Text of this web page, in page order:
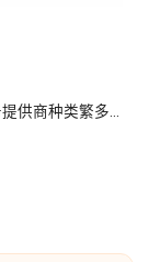
供商种类繁多...